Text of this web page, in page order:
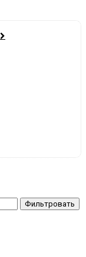
Фильтровать